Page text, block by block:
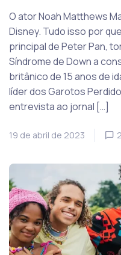
O ator Noah Matthews
Disney. Tudo isso por
principal de Peter Pan,
Síndrome de Down a
britânico de 15 anos de
líder dos Garotos
entrevista ao jornal […]
19 de abril de 2023